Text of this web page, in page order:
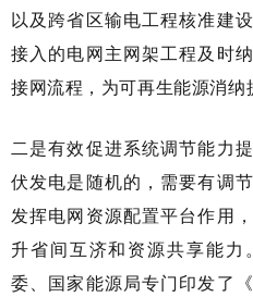
以及跨省区输电工程核准建
接入的电网主网架工程及时
接网流程，为可再生能源消纳
二是有效促进系统调节能力
伏发电是随机的，需要有调
发挥电网资源配置平台作用
升省间互济和资源共享能
委、国家能源局专门印发了